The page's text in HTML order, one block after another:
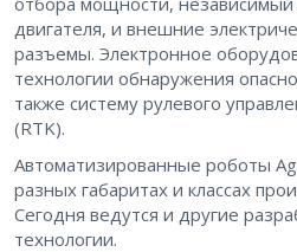
двигателя, и внешние
разъемы. Электронное
технологии обнаружения
также систему рулевого
(RTK).
Автоматизированные роботы
разных габаритах и классах
Сегодня ведутся и другие
технологии.